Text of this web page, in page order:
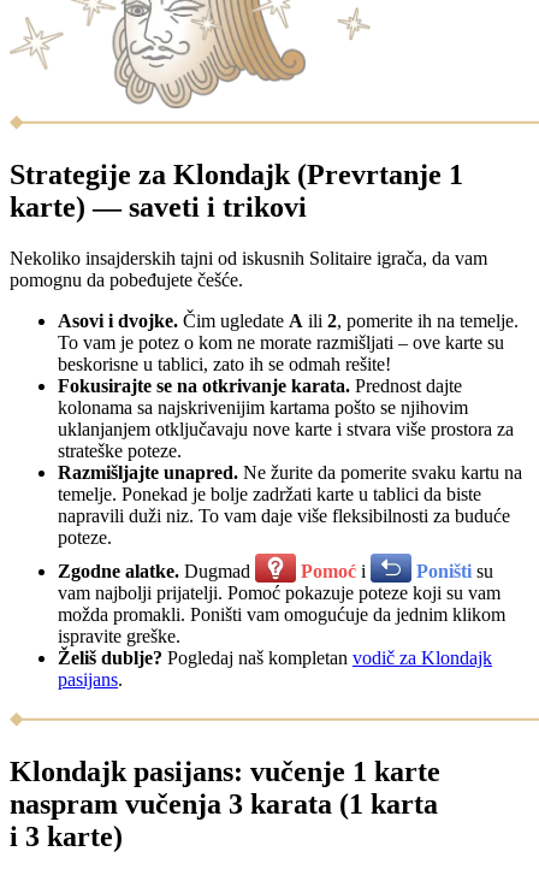
Strategije za Klondajk (Prevrtanje 1
karte) — saveti i trikovi
Nekoliko insajderskih tajni od iskusnih Solitaire igrača, da vam
pomognu da pobeđujete češće.
Asovi i dvojke. Čim ugledate A ili 2, pomerite ih na temelje.
To vam je potez o kom ne morate razmišljati – ove karte su
beskorisne u tablici, zato ih se odmah rešite!
Fokusirajte se na otkrivanje karata. Prednost dajte
kolonama sa najskrivenijim kartama pošto se njihovim
uklanjanjem otključavaju nove karte i stvara više prostora za
strateške poteze.
Razmišljajte unapred. Ne žurite da pomerite svaku kartu na
temelje. Ponekad je bolje zadržati karte u tablici da biste
napravili duži niz. To vam daje više fleksibilnosti za buduće
poteze.
Zgodne alatke. Dugmad Pomoć i Poništi su
vam najbolji prijatelji. Pomoć pokazuje poteze koji su vam
možda promakli. Poništi vam omogućuje da jednim klikom
ispravite greške.
Želiš dublje? Pogledaj naš kompletan vodič za Klondajk
pasijans.
Klondajk pasijans: vučenje 1 karte
naspram vučenja 3 karata (1 karta
i 3 karte)